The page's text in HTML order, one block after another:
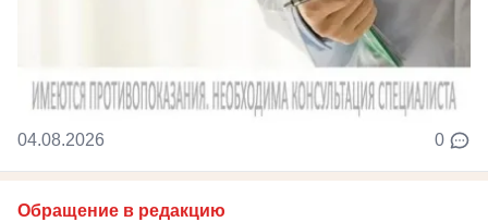
04.08.2026 0
Обращение в редакцию